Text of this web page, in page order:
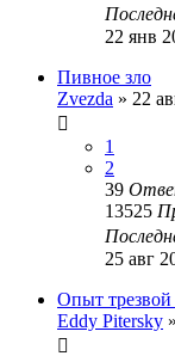
22 янв
Пивное зло
Zvezda » 22
1
2
39
13525
25 авг
Опыт
Eddy Pitersky »